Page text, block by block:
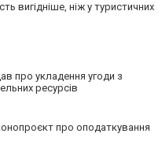
вигідніше, ніж у туристичних
про укладення угоди з
ресурсів
про оподаткування